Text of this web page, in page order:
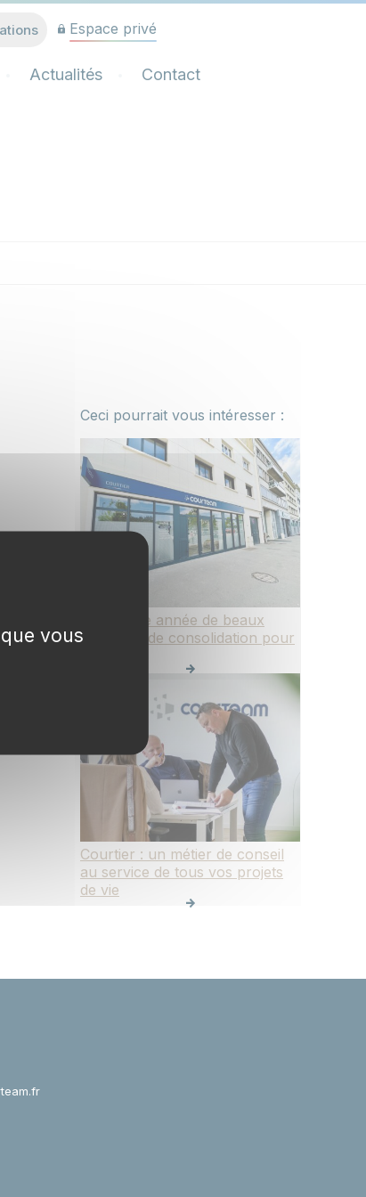
Espace privé
Actualités Contact
Ceci pourrait vous intéresser :
2025 : une année de beaux
projets et de consolidation pour
Courtier : un métier de conseil
au service de tous vos projets
de vie
vous